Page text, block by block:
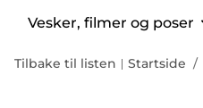
Vesker, filmer og poser
Tilbake til listen Startside